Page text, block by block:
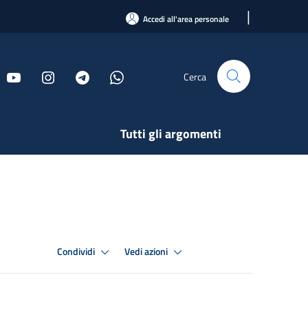
Accedi all'area personale |
Cerca
Tutti gli argomenti
Condividi Vedi azioni